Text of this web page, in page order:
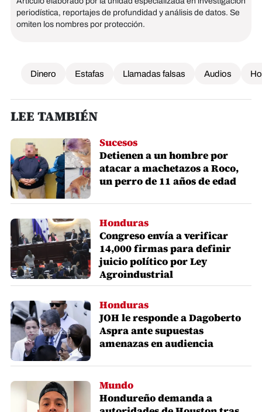
periodística, reportajes de profundidad y análisis de datos. Se
omiten los nombres por protección.
Dinero Estafas Llamadas falsas Audios
LEE TAMBIÉN
Sucesos
Detienen a un hombre por
atacar a machetazos a Roco,
un perro de 11 años de edad
Honduras
Congreso envía a verificar
14,000 firmas para definir
juicio político por Ley
Agroindustrial
Honduras
JOH le responde a Dagoberto
Aspra ante supuestas
amenazas en audiencia
Mundo
Hondureño demanda a